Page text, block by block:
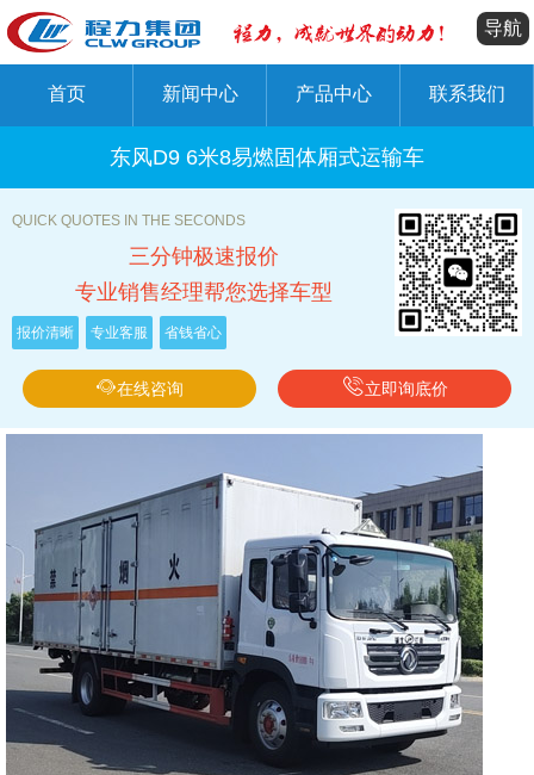
导航
首页 新闻中心 产品中心 联系我们
东风D9 6米8易燃固体厢式运输车
QUICK QUOTES IN THE SECONDS
三分钟极速报价
专业销售经理帮您选择车型
报价清晰 专业客服 省钱省心
在线咨询 立即询底价